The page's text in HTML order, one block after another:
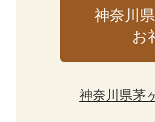
神奈川
お
神奈川県茅